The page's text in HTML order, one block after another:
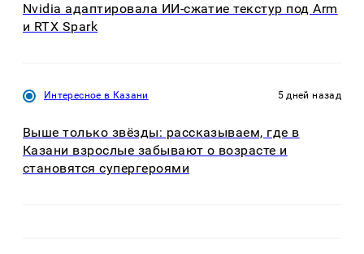
Nvidia адаптировала ИИ-сжатие текстур под Arm
и RTX Spark
Интересное в Казани 5 дней назад
Выше только звёзды: рассказываем, где в
Казани взрослые забывают о возрасте и
становятся супергероями